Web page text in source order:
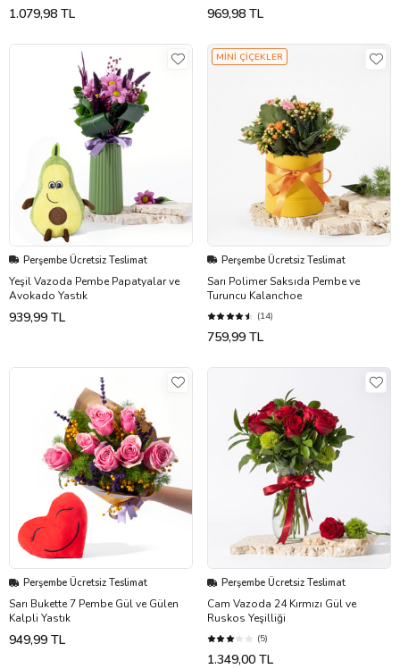
1.079,98 TL 969,98 TL
Perşembe Ücretsiz Teslimat
Yeşil Vazoda Pembe Papatyalar ve
Avokado Yastık
939,99 TL
MİNİ ÇİÇEKLER
Perşembe Ücretsiz Teslimat
Sarı Polimer Saksıda Pembe ve
Turuncu Kalanchoe
(14)
759,99 TL
Perşembe Ücretsiz Teslimat
Sarı Bukette 7 Pembe Gül ve Gülen
Kalpli Yastık
949,99 TL
Perşembe Ücretsiz Teslimat
Cam Vazoda 24 Kırmızı Gül ve
Ruskos Yeşilliği
(5)
1.349,00 TL